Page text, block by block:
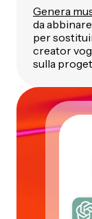
Genera
da
per
creator
sulla